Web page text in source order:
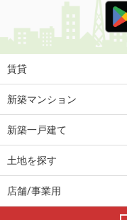
賃貸
新築マンション
新築一戸建て
土地を探す
店舗/事業用